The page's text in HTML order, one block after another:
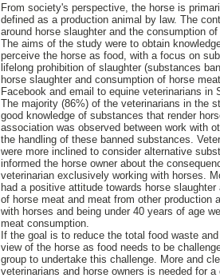
From society's perspective, the horse is
defined as a production animal by law. The
around horse slaughter and the consumption of
The aims of the study were to obtain
perceive the horse as food, with a focus on
lifelong prohibition of slaughter (substances
horse slaughter and consumption of horse
Facebook and email to equine veterinarians in
The majority (86%) of the veterinarians in the
good knowledge of substances that render
association was observed between work with
the handling of these banned substances.
were more inclined to consider alternative
informed the horse owner about the
veterinarian exclusively working with horses.
had a positive attitude towards horse
of horse meat and meat from other
with horses and being under 40 years of age
meat consumption.
If the goal is to reduce the total food waste
view of the horse as food needs to be
group to undertake this challenge. More and
veterinarians and horse owners is needed for a